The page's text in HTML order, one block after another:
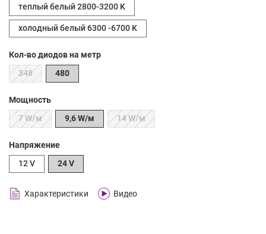
теплый белый 2800-3200 K
холодный белый 6300 -6700 K
Кол-во диодов на метр
348
480
Мощность
7 W/м
9,6 W/м 14 W/м
Напряжение
12 V
24 V
Характеристики Видео